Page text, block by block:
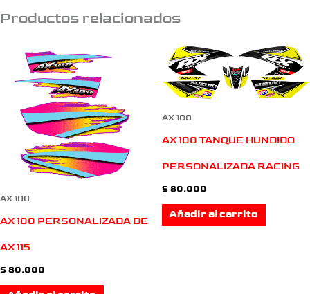
Productos relacionados
AX 100
AX 100 PERSONALIZADA DE
AX 115
$ 80.000
AX 100
AX 100 TANQUE HUNDIDO
PERSONALIZADA RACING
$ 80.000
Añadir al carrito